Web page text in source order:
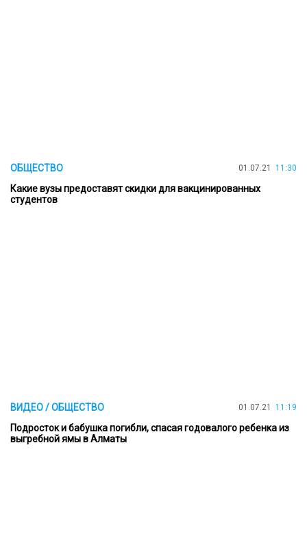
ОБЩЕСТВО 01.07.21 11:30
Какие вузы предоставят скидки для вакцинированных
студентов
ВИДЕО / ОБЩЕСТВО 01.07.21 11:19
Подросток и бабушка погибли, спасая годовалого ребенка из
выгребной ямы в Алматы